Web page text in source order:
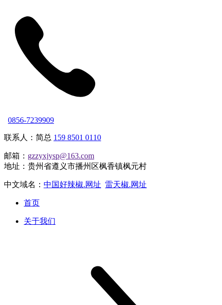
0856-7239909
联系人：简总 159 8501 0110
邮箱： gzzyxjysp@163.com
地址：贵州省遵义市播州区枫香镇枫元村
中文域名： 中国好辣椒.网址 雷天椒.网址
首页
关于我们